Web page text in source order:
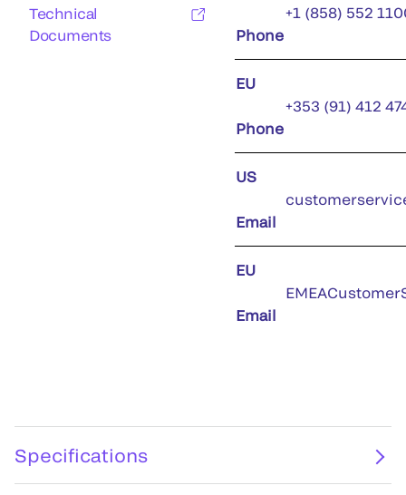
Technical
Documents
Phone
+1 (858) 552
EU
Phone
+353 (91) 412
US
Email
EU
Email
Specifications